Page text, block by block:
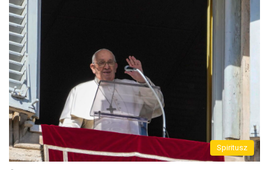
Spiritusz